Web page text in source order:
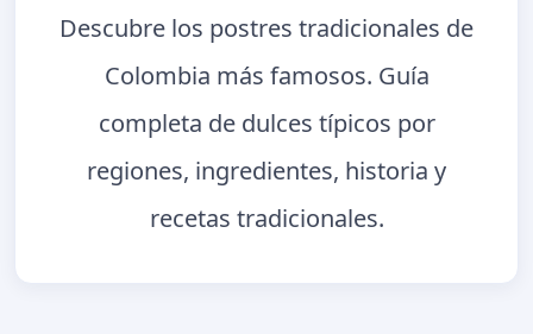
Descubre los postres tradicionales de
Colombia más famosos. Guía
completa de dulces típicos por
regiones, ingredientes, historia y
recetas tradicionales.